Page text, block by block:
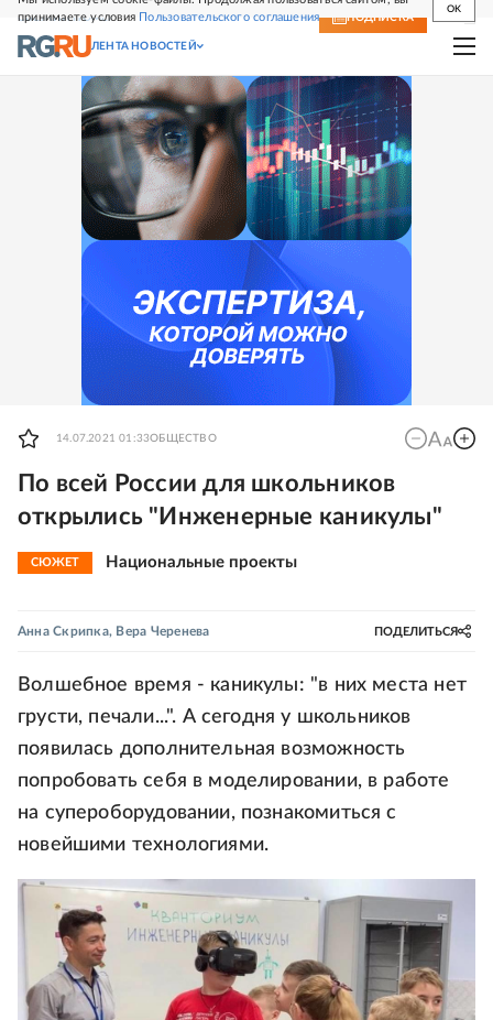
принимаете условия Пользовательского соглашения
OK
СВЕЖИЙ НОМЕР ПОДПИСКА
ЛЕНТА НОВОСТЕЙ
14.07.2021 01:33ОБЩЕСТВО
По всей России для школьников
открылись "Инженерные каникулы"
СЮЖЕТ Национальные проекты
Анна Скрипка, Вера Черенева ПОДЕЛИТЬСЯ
Волшебное время - каникулы: "в них места нет
грусти, печали...". А сегодня у школьников
появилась дополнительная возможность
попробовать себя в моделировании, в работе
на супероборудовании, познакомиться с
новейшими технологиями.